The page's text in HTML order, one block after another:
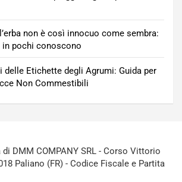
non è così innocuo come sembra:
pochi conoscono
delle Etichette degli Agrumi: Guida per
Non Commestibili
DMM COMPANY SRL - Corso Vittorio
Paliano (FR) - Codice Fiscale e Partita